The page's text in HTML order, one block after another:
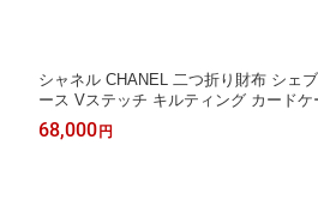
シャネル CHANEL 二つ折り財布 シェ
ース Vステッチ キルティング カード
メダリオン グレー メンズ レディース
高級 上品 大人 ブランド【中古】
68,000円